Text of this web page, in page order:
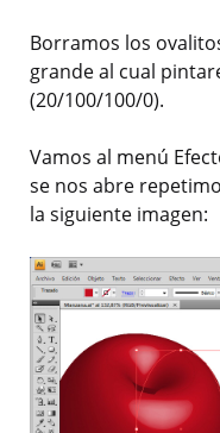
Borramos los
grande al cual
(20/100/100/0).
Vamos al menú
se nos abre
la siguiente imagen: